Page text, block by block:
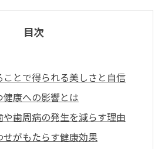
目次
とで得られる美しさと自信
康への影響とは
歯周病の発生を減らす理由
がもたらす健康効果